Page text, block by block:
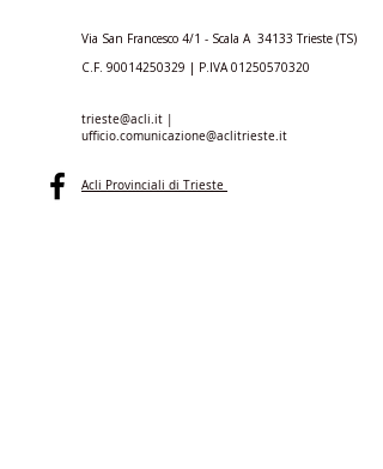
Via San Francesco 4/1 - Scala A 34133 Trieste (TS)
C.F. 90014250329 | P.IVA01250570320
trieste@acli.it
ufficio.comunicazione@aclitrieste.it
Acli Provinciali di Trieste